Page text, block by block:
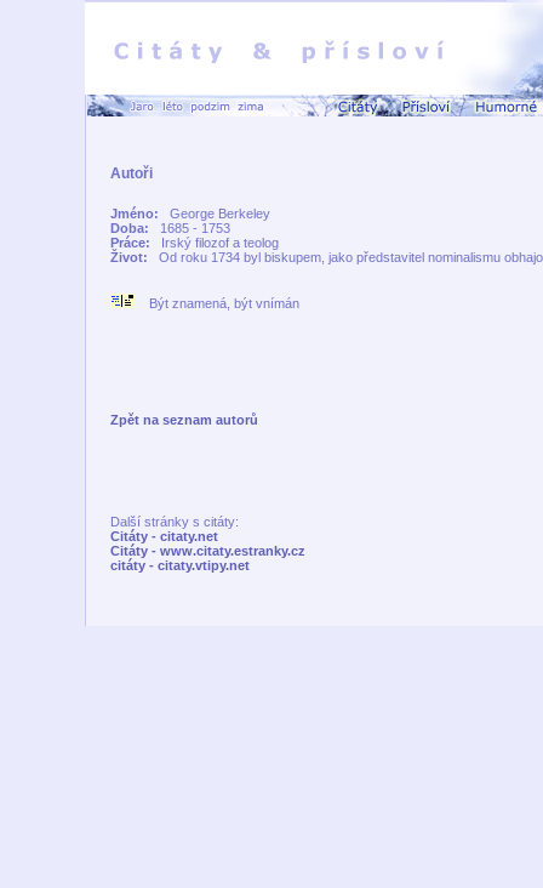
Autoři
Jméno:
George Berkeley
Doba:
1685 - 1753
Práce:
Irský filozof a teolog
Život:
Od roku 1734 byl biskupem, jako představitel nominalismu
Být znamená, být vnímán
Zpět na seznam autorů
Další stránky s citáty:
Citáty - citaty.net
Citáty - www.citaty.estranky.cz
citáty - citaty.vtipy.net